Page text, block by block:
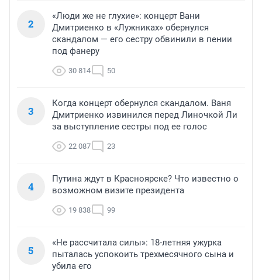
2
«Люди же не глухие»: концерт Вани
Дмитриенко в «Лужниках» обернулся
скандалом — его сестру обвинили в пении
под фанеру
30 814 50
3
Когда концерт обернулся скандалом. Ваня
Дмитриенко извинился перед Линочкой Ли
за выступление сестры под ее голос
22 087 23
4
Путина ждут в Красноярске? Что известно о
возможном визите президента
19 838 99
5
«Не рассчитала силы»: 18-летняя ужурка
пыталась успокоить трехмесячного сына и
убила его